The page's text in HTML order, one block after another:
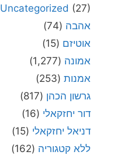
Uncategorized (27)
אהבה (74)
אוטיזם (15)
אמונה (1,277)
אמנות (253)
גרשון הכהן (817)
דור יחזקאלי (16)
דניאל יחזקאלי (15)
ללא קטגוריה (162)